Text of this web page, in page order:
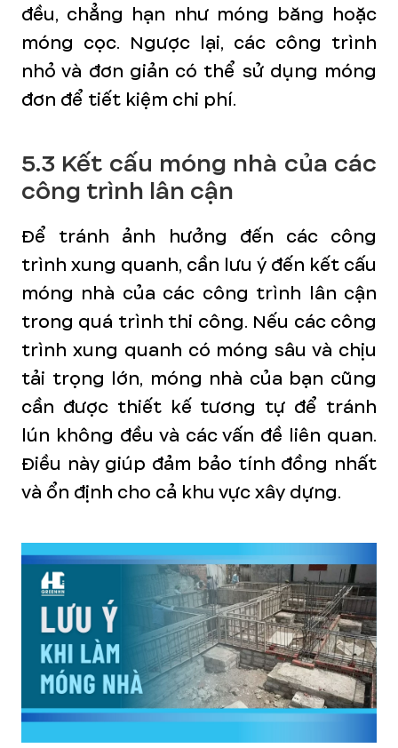
đều, chẳng hạn như móng băng hoặc
móng cọc. Ngược lại, các công trình
nhỏ và đơn giản có thể sử dụng móng
đơn để tiết kiệm chi phí.
5.3 Kết cấu móng nhà của các
công trình lân cận
Để tránh ảnh hưởng đến các công
trình xung quanh, cần lưu ý đến kết cấu
móng nhà của các công trình lân cận
trong quá trình thi công. Nếu các công
trình xung quanh có móng sâu và chịu
tải trọng lớn, móng nhà của bạn cũng
cần được thiết kế tương tự để tránh
lún không đều và các vấn đề liên quan.
Điều này giúp đảm bảo tính đồng nhất
và ổn định cho cả khu vực xây dựng.